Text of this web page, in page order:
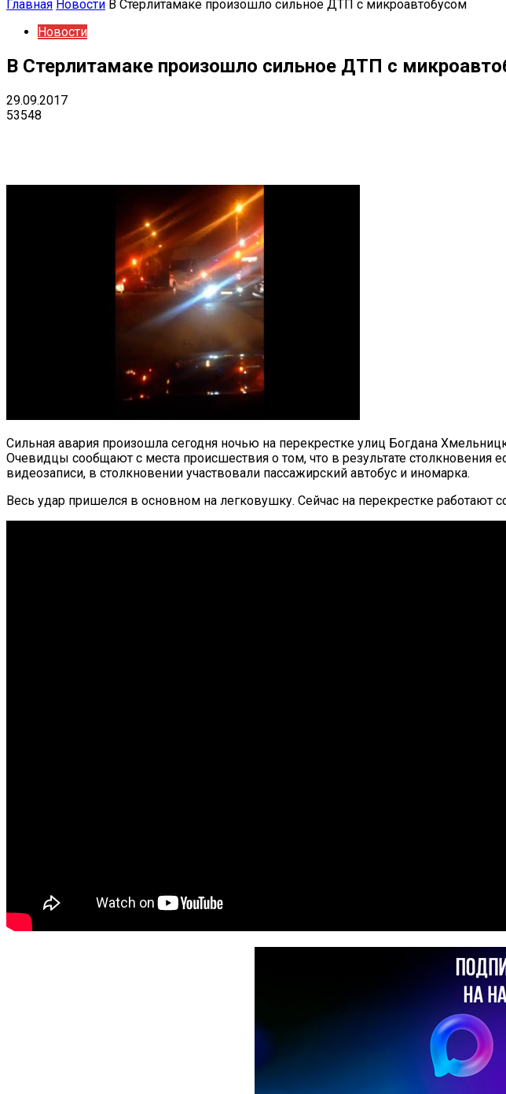
Главная Новости В Стерлитамаке произошло сильное ДТП с микроавтобусом
Новости
В Стерлитамаке произошло сильное ДТП с
29.09.2017
53548
Сильная авария произошла сегодня ночью на перекрестке улиц Богдана
Очевидцы сообщают с места происшествия о том, что в результате
видеозаписи, в столкновении участвовали пассажирский автобус и иномарка.
Весь удар пришелся в основном на легковушку. Сейчас на перекрестке